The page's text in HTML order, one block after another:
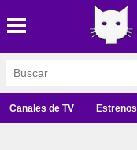
Canales de TV Estrenos